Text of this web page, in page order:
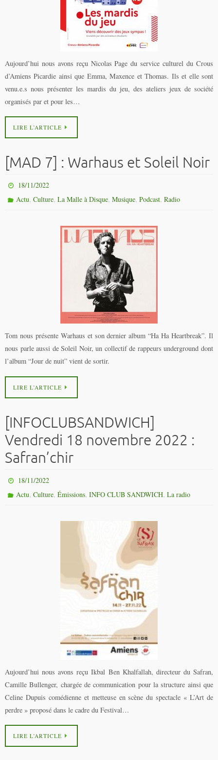
Aujourd’hui nous avons reçu Nicolas Page du service culturel du Crous
d’Amiens Picardie ainsi que Emma, Maxence et Thomas. Ils et elle sont
venu.e.s nous présenter les mardis du jeu, des ateliers jeux de société
organisés par et pour les…
LIRE L’ARTICLE
[MAD 7] : Warhaus et Soleil Noir
18/11/2022
Actu,Culture,La Malle à Disque,Musique,Podcast,Radio
Tom nous présente Warhaus et son dernier album “Ha Ha Heartbreak”. Il
nous parle aussi de Soleil Noir, un collectif de rappeurs underground dont
l’album “Jour de nuit” vient de sortir.
LIRE L’ARTICLE
[INFOCLUBSANDWICH]
Vendredi 18 novembre 2022 :
Safran’chir
18/11/2022
Actu,Culture,Émissions,INFO CLUB SANDWICH,La radio
Aujourd’hui nous avons reçu Ikbal Ben Khalfallah, directeur du Safran,
Camille Bullenger, chargée de communication pour la structure ainsi que
Celine Dupuis comédienne et metteuse en scène du spectacle « L’Art de
perdre » proposé dans le cadre du Festival…
LIRE L’ARTICLE